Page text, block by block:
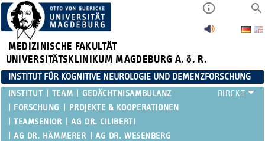
MEDIZINISCHE FAKULTÄT
UNIVERSITÄTSKLINIKUM MAGDEBURG A. ö. R.
INSTITUT FÜR KOGNITIVE NEUROLOGIE UND DEMENZFORSCHUNG
INSTITUT TEAM
GEDÄCHTNISAMBULANZ
FORSCHUNG
PROJEKTE & KOOPERATIONEN
TEAMSENIOR
AG DR. CILIBERTI
AG DR. HÄMMERER
AG DR. WESENBERG